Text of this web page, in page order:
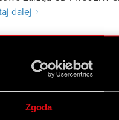
Zgoda
dalej
CD PROJEKT S.A.